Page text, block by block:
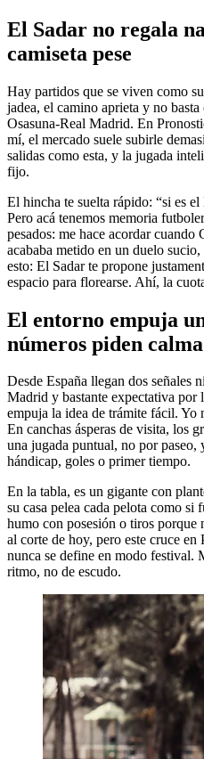
El Sadar no regala
camiseta pese
Hay partidos que se viven como
jadea, el camino aprieta y no
Osasuna-Real Madrid. En
mí, el mercado suele subirle
salidas como esta, y la jugada
fijo.
El hincha te suelta rápido: “si es
Pero acá tenemos memoria
pesados: me hace acordar
acababa metido en un duelo
esto: El Sadar te propone
espacio para florearse. Ahí, la
El entorno empuja
números piden calma
Desde España llegan dos señales
Madrid y bastante expectativa por
empuja la idea de trámite fácil. Yo
En canchas ásperas de visita, los
una jugada puntual, no por paseo,
hándicap, goles o primer tiempo.
En la tabla, es un gigante con
su casa pelea cada pelota como
humo con posesión o tiros porque
al corte de hoy, pero este cruce
nunca se define en modo festival.
ritmo, no de escudo.